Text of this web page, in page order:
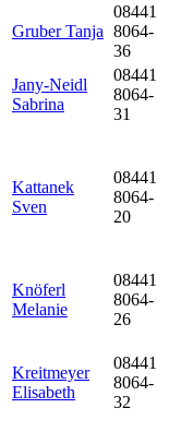
Gruber Tanja
08441
8064-
36
Jany-Neidl
Sabrina
08441
8064-
31
Kattanek
Sven
08441
8064-
20
Knöferl
Melanie
08441
8064-
26
Kreitmeyer
Elisabeth
08441
8064-
32